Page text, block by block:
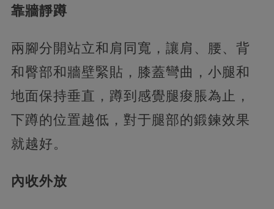
靠牆靜蹲
兩腳分開站立和肩同寬，讓肩、腰、背
和臀部和牆壁緊貼，膝蓋彎曲，小腿和
地面保持垂直，蹲到感覺腿痠脹為止，
下蹲的位置越低，對于腿部的鍛鍊效果
就越好。
內收外放